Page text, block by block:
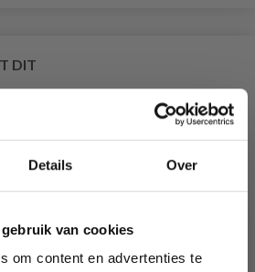
Details Over
van cookies
om content en advertenties te
DIT